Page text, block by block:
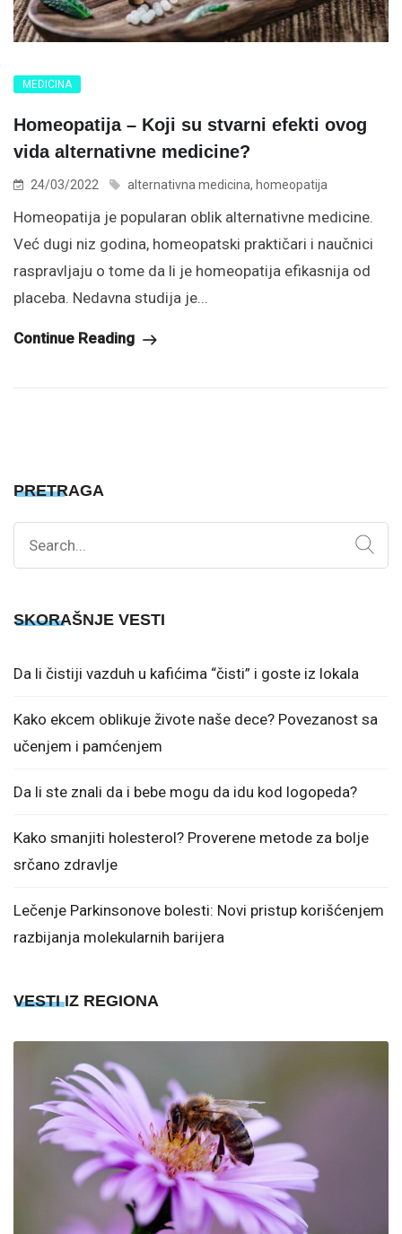
MEDICINA
Homeopatija – Koji su stvarni efekti ovog
vida alternativne medicine?
24/03/2022 alternativna medicina, homeopatija
Homeopatija je popularan oblik alternativne medicine.
Već dugi niz godina, homeopatski praktičari i naučnici
raspravljaju o tome da li je homeopatija efikasnija od
placeba. Nedavna studija je...
Continue Reading
PRETRAGA
for:
SKORAŠNJE VESTI
Da li čistiji vazduh u kafićima “čisti” i goste iz lokala
Kako ekcem oblikuje živote naše dece? Povezanost sa
učenjem i pamćenjem
Da li ste znali da i bebe mogu da idu kod logopeda?
Kako smanjiti holesterol? Proverene metode za bolje
srčano zdravlje
Lečenje Parkinsonove bolesti: Novi pristup korišćenjem
razbijanja molekularnih barijera
VESTI IZ REGIONA